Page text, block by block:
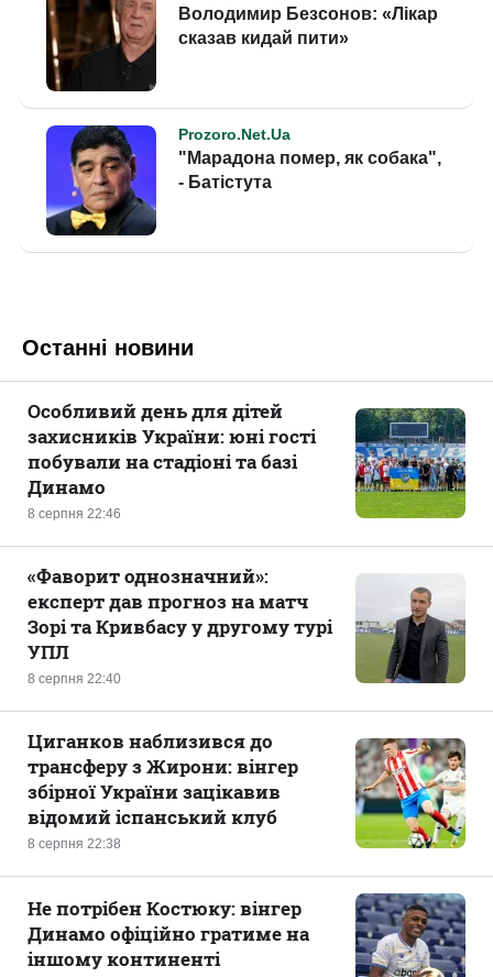
Останні новини
8 серпня 22:46
Особливий день для дітей
захисників України: юні гості
побували на стадіоні та базі
Динамо
8 серпня 22:40
«Фаворит однозначний»:
експерт дав прогноз на матч
Зорі та Кривбасу у другому турі
УПЛ
8 серпня 22:38
Циганков наблизився до
трансферу з Жирони: вінгер
збірної України зацікавив
відомий іспанський клуб
Не потрібен Костюку: вінгер
Динамо офіційно гратиме на
іншому континенті